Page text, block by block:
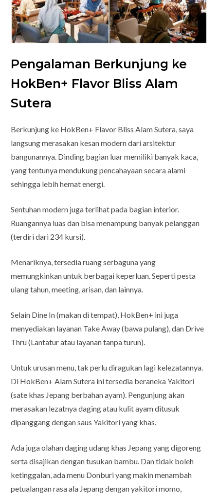
Pengalaman Berkunjung ke
HokBen+ Flavor Bliss Alam
Sutera
Berkunjung ke HokBen+ Flavor Bliss Alam Sutera, saya
langsung merasakan kesan modern dari arsitektur
bangunannya. Dinding bagian luar memiliki banyak kaca,
yang tentunya mendukung pencahayaan secara alami
sehingga lebih hemat energi.
Sentuhan modern juga terlihat pada bagian interior.
Ruangannya luas dan bisa menampung banyak pelanggan
(terdiri dari 234 kursi).
Menariknya, tersedia ruang serbaguna yang
memungkinkan untuk berbagai keperluan. Seperti pesta
ulang tahun, meeting, arisan, dan lainnya.
Selain Dine In (makan di tempat), HokBen+ ini juga
menyediakan layanan Take Away (bawa pulang), dan Drive
Thru (Lantatur atau layanan tanpa turun).
Untuk urusan menu, tak perlu diragukan lagi kelezatannya.
Di HokBen+ Alam Sutera ini tersedia beraneka Yakitori
(sate khas Jepang berbahan ayam). Pengunjung akan
merasakan lezatnya daging atau kulit ayam ditusuk
dipanggang dengan saus Yakitori yang khas.
Ada juga olahan daging udang khas Jepang yang digoreng
serta disajikan dengan tusukan bambu. Dan tidak boleh
ketinggalan, ada menu Donburi yang makin menambah
petualangan rasa ala Jepang dengan yakitori momo,